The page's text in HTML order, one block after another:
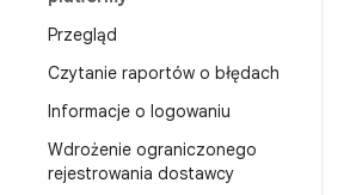
Przegląd
Czytanie raportów o błędach
Informacje o logowaniu
Wdrożenie ograniczonego
rejestrowania dostawcy